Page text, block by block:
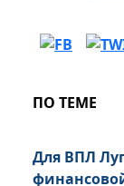
ПО ТЕМЕ
Для ВПЛ